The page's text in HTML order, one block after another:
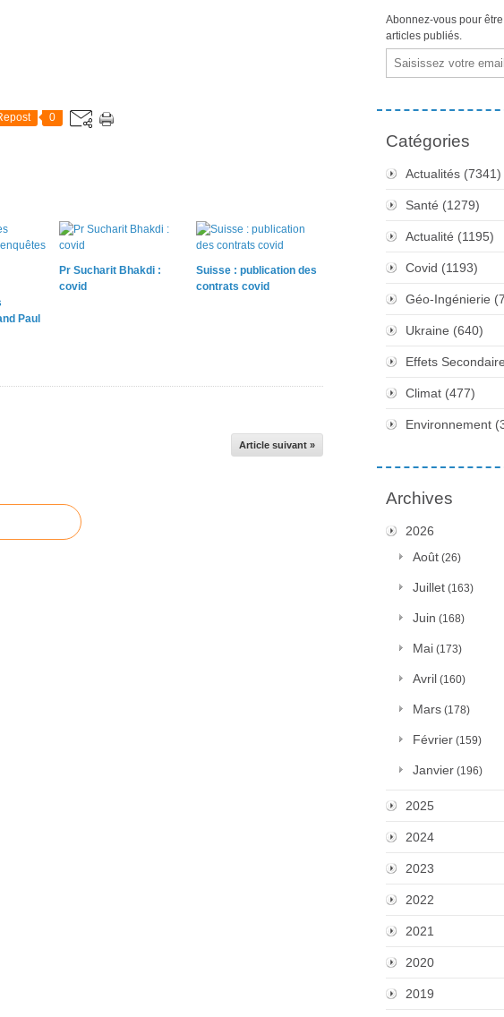
0
Paul
Pr Sucharit Bhakdi :
covid
Suisse : publication des
contrats covid
Article suivant »
Abonnez-vous pour
articles publiés.
Email
Catégories
Actualités (7341)
Santé (1279)
Actualité (1195)
Covid (1193)
Géo-Ingénierie
Ukraine (640)
Effets
Climat (477)
Environnement
Archives
2026
Août (26)
Juillet (163)
Juin (168)
Mai (173)
Avril (160)
Mars (178)
Février (159)
Janvier (196)
2025
2024
2023
2022
2021
2020
2019